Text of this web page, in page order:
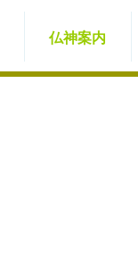
仏神案内